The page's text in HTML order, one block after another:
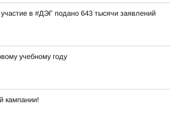
в #ДЭГ подано 643 тысячи заявлений
учебному году
кампании!